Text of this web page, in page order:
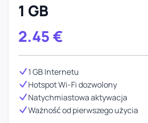
1 GB
2.45€
1 GB Internetu
Hotspot Wi-Fi dozwolony
Natychmiastowa aktywacja
Ważność od pierwszego użycia